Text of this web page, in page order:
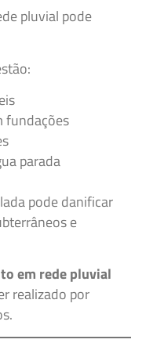
pluvial pode
fundações
parada
pode danificar
e
em rede pluvial
realizado por